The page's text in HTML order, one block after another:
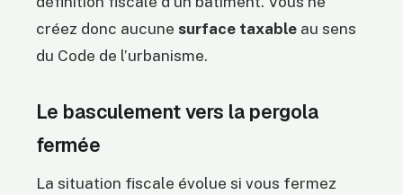
créez donc aucune surface taxable au sens
du Code de l’urbanisme.
Le basculement vers la pergola
fermée
La situation fiscale évolue si vous fermez